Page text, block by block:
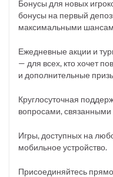
Бонусы для новых
бонусы на первый
максимальными
Ежедневные акции и
— для всех, кто хочет
и дополнительные
Круглосуточная
вопросами, связанными
Игры, доступных на
мобильное устройство.
Присоединяйтесь